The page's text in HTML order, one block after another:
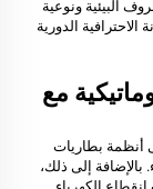
البيئية ونوعية
الدورية
مع
أنظمة بطاريات
بالإضافة إلى ذلك،
الكهرباء